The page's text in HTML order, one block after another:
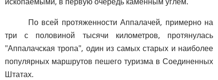
По всей протяженности Аппалачей, примерно на
три с половиной тысячи километров, протянулась
"Аппалачская тропа", один из самых старых и наиболее
популярных маршрутов пешего туризма в Соединенных
Штатах.